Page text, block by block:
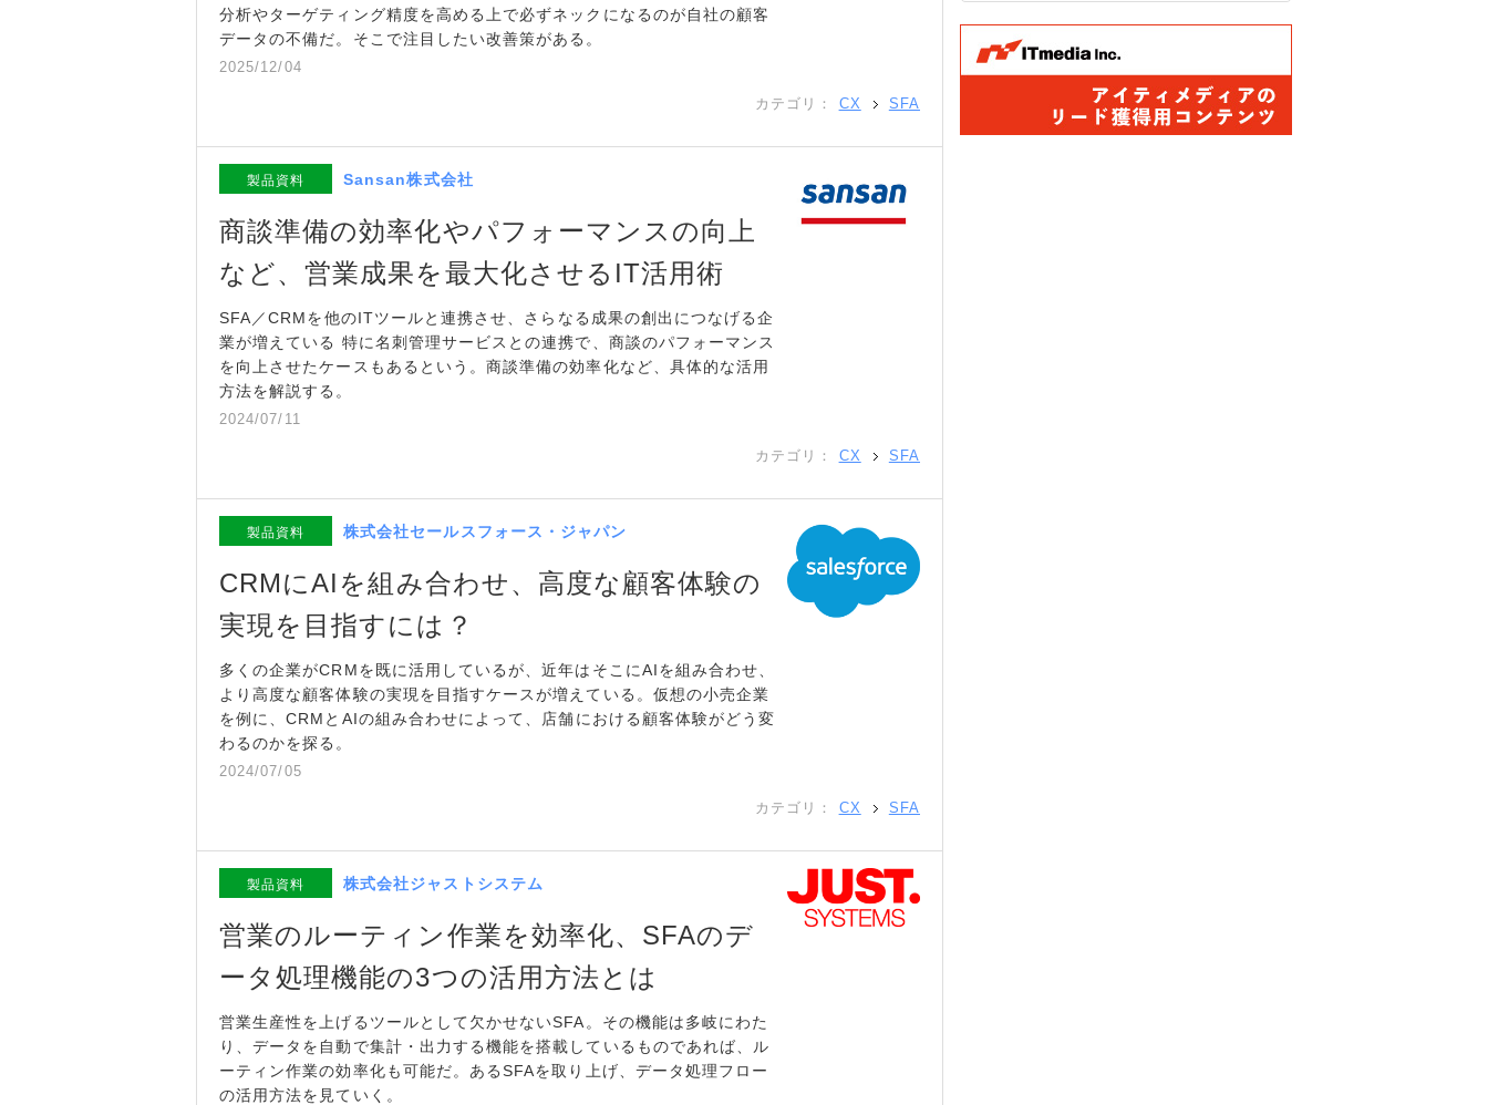
分析やターゲティング精度を高める上で必ずネックになるのが自社の顧客
データの不備だ。そこで注目したい改善策がある。
2025/12/04
カテゴリ： CX SFA
製品資料 Sansan株式会社
商談準備の効率化やパフォーマンスの向上
など、営業成果を最大化させるIT活用術
SFA／CRMを他のITツールと連携させ、さらなる成果の創出につなげる企
業が増えている 特に名刺管理サービスとの連携で、商談のパフォーマンス
を向上させたケースもあるという。商談準備の効率化など、具体的な活用
方法を解説する。
2024/07/11
カテゴリ： CX SFA
製品資料 株式会社セールスフォース・ジャパン
CRMにAIを組み合わせ、高度な顧客体験の
実現を目指すには？
多くの企業がCRMを既に活用しているが、近年はそこにAIを組み合わせ、
より高度な顧客体験の実現を目指すケースが増えている。仮想の小売企業
を例に、CRMとAIの組み合わせによって、店舗における顧客体験がどう変
わるのかを探る。
2024/07/05
カテゴリ： CX SFA
製品資料 株式会社ジャストシステム
営業のルーティン作業を効率化、SFAのデ
ータ処理機能の3つの活用方法とは
営業生産性を上げるツールとして欠かせないSFA。その機能は多岐にわた
り、データを自動で集計・出力する機能を搭載しているものであれば、ル
ーティン作業の効率化も可能だ。あるSFAを取り上げ、データ処理フロー
の活用方法を見ていく。